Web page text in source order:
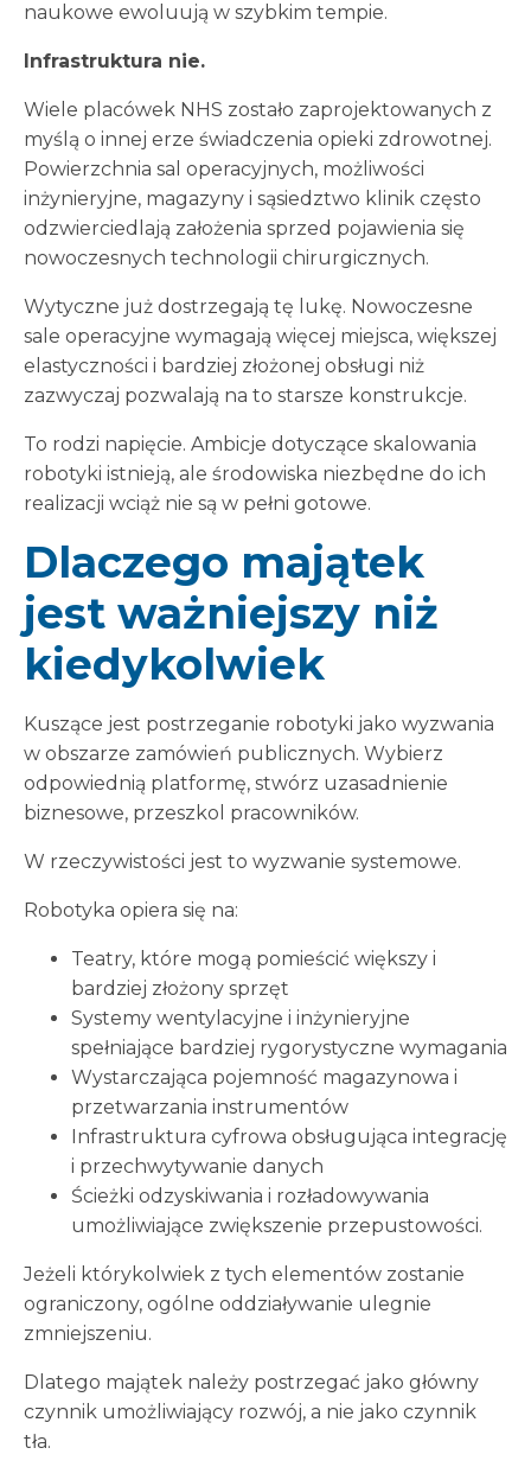
naukowe ewoluują w szybkim tempie.
Infrastruktura nie.
Wiele placówek NHS zostało zaprojektowanych z
myślą o innej erze świadczenia opieki zdrowotnej.
Powierzchnia sal operacyjnych, możliwości
inżynieryjne, magazyny i sąsiedztwo klinik często
odzwierciedlają założenia sprzed pojawienia się
nowoczesnych technologii chirurgicznych.
Wytyczne już dostrzegają tę lukę. Nowoczesne
sale operacyjne wymagają więcej miejsca, większej
elastyczności i bardziej złożonej obsługi niż
zazwyczaj pozwalają na to starsze konstrukcje.
To rodzi napięcie. Ambicje dotyczące skalowania
robotyki istnieją, ale środowiska niezbędne do ich
realizacji wciąż nie są w pełni gotowe.
Dlaczego majątek
jest ważniejszy niż
kiedykolwiek
Kuszące jest postrzeganie robotyki jako wyzwania
w obszarze zamówień publicznych. Wybierz
odpowiednią platformę, stwórz uzasadnienie
biznesowe, przeszkol pracowników.
W rzeczywistości jest to wyzwanie systemowe.
Robotyka opiera się na:
Teatry, które mogą pomieścić większy i
bardziej złożony sprzęt
Systemy wentylacyjne i inżynieryjne
spełniające bardziej rygorystyczne wymagania
Wystarczająca pojemność magazynowa i
przetwarzania instrumentów
Infrastruktura cyfrowa obsługująca integrację
i przechwytywanie danych
Ścieżki odzyskiwania i rozładowywania
umożliwiające zwiększenie przepustowości.
Jeżeli którykolwiek z tych elementów zostanie
ograniczony, ogólne oddziaływanie ulegnie
zmniejszeniu.
Dlatego majątek należy postrzegać jako główny
czynnik umożliwiający rozwój, a nie jako czynnik
tła.